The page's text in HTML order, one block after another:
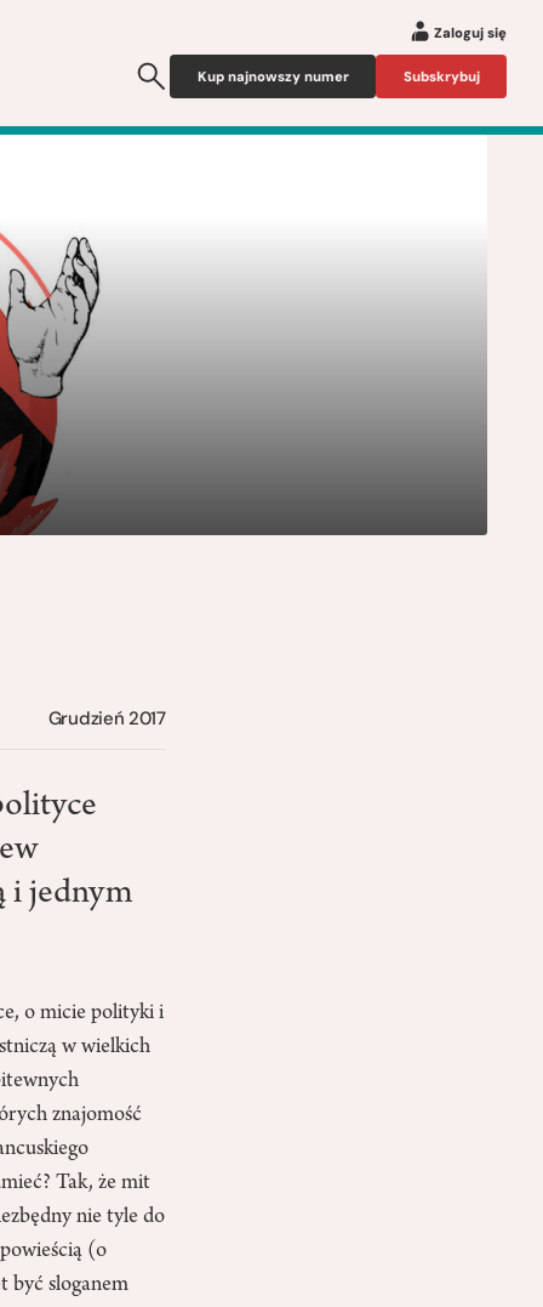
Zaloguj się
Kup najnowszy numer Subskrybuj
Grudzień 2017
i jednym
o micie polityki i
w wielkich
znajomość
Tak, że mit
nie tyle do
(o
być sloganem